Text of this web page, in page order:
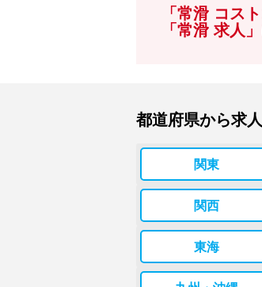
「常滑 コス
「常滑 求人
都道府県から求
関東
関西
東海